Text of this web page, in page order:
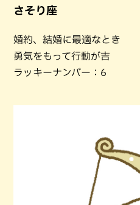
さそり座
婚約、結婚に最適なとき
勇気をもって行動が吉
ラッキーナンバー：6